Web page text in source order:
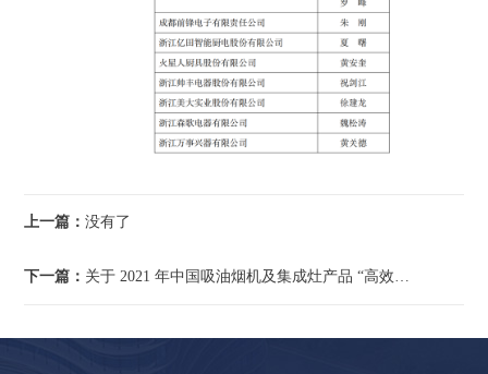
上一篇：没有了
下一篇： 关于 2021 年中国吸油烟机及集成灶产品 “高效净化环保之星”评价结果的公示